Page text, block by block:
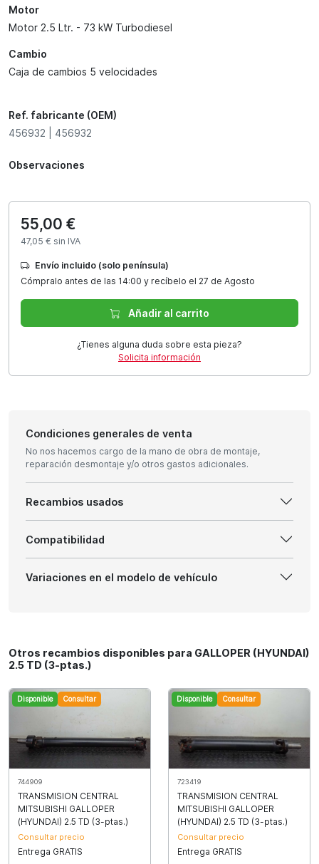
Motor
Motor 2.5 Ltr. - 73 kW Turbodiesel
Cambio
Caja de cambios 5 velocidades
Ref. fabricante (OEM)
456932 | 456932
Observaciones
55,00 €
47,05 € sin IVA
Envío incluido (solo península)
Cómpralo antes de las 14:00 y recíbelo el 27 de Agosto
Añadir al carrito
¿Tienes alguna duda sobre esta pieza?
Solicita información
Condiciones generales de venta
No nos hacemos cargo de la mano de obra de montaje,
reparación desmontaje y/o otros gastos adicionales.
Recambios usados
Compatibilidad
Variaciones en el modelo de vehículo
Otros recambios disponibles para GALLOPER (HYUNDAI)
2.5 TD (3-ptas.)
Disponible Consultar
744909
TRANSMISION CENTRAL
MITSUBISHI GALLOPER
(HYUNDAI) 2.5 TD (3-ptas.)
Consultar precio
Entrega GRATIS
Disponible Consultar
723419
TRANSMISION CENTRAL
MITSUBISHI GALLOPER
(HYUNDAI) 2.5 TD (3-ptas.)
Consultar precio
Entrega GRATIS